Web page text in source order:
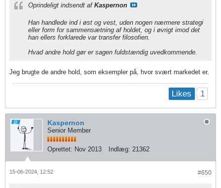
Oprindeligt indsendt af Kaspernon
Han handlede ind i øst og vest, uden nogen nærmere strategi
eller form for sammensætning af holdet, og i øvrigt imod det
han ellers forklarede var transfer filosofien.
Hvad andre hold gør er sagen fuldstændig uvedkommende.
Jeg brugte de andre hold, som eksempler på, hvor svært markedet er.
Likes 1
Kaspernon
Senior Member
Oprettet: Nov 2013 Indlæg: 21362
#650
15-06-2024, 12:52